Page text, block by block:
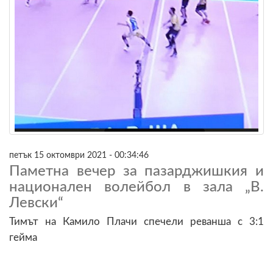
петък 15 октомври 2021 - 00:34:46
Паметна вечер за пазарджишкия и
национален волейбол в зала „В.
Левски“
Тимът на Камило Плачи спечели реванша с 3:1
гейма